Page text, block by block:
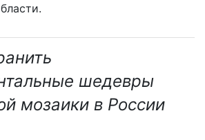
шедевры
мозаики в России